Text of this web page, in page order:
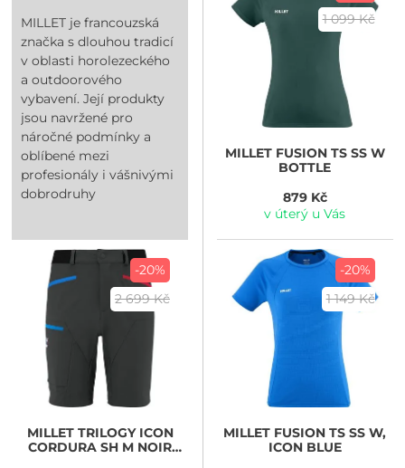
MILLET je francouzská
značka s dlouhou tradicí
v oblasti horolezeckého
a outdoorového
vybavení. Její produkty
jsou navržené pro
náročné podmínky a
oblíbené mezi
profesionály i vášnivými
dobrodruhy
1 099 Kč
MILLETFUSION TS SS W
BOTTLE
879 Kč
v úterý u Vás
-20%
2 699 Kč
MILLETTRILOGY ICON
CORDURA SH M NOIR
-20%
1 149 Kč
MILLET FUSION TS SS W,
ICON BLUE